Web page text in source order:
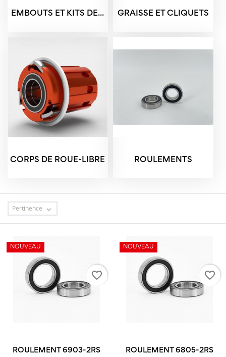
CORPS DE ROUE-LIBRE
GRAISSE ET CLIQUETS
EMBOUTS ET KITS DE...
ROULEMENTS
Pertinence 
NOUVEAU
ROULEMENT 6903-2RS
favorite_border
NOUVEAU
ROULEMENT 6805-2RS
favorite_border